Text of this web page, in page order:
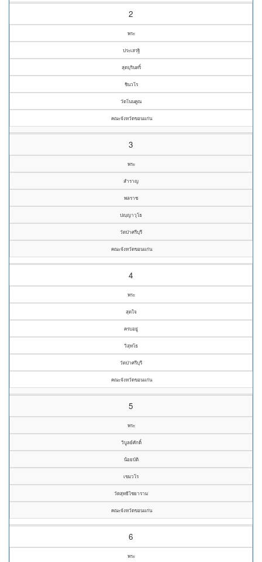
2
พระ
ประเสรฐิ
สุดบุรินทริ์
ชินวโร
วัดโนนคูณ
คณะจังหวัดขอนแก่น
3
พระ
สำราญ
พลราช
ปญฺญาวุโธ
วัดป่าศรีบุรี
คณะจังหวัดขอนแก่น
4
พระ
สุดใจ
ครบอยู่
วิสุทโธ
วัดป่าศรีบุรี
คณะจังหวัดขอนแก่น
5
พระ
วิบูลย์ศักดิ์
น้อยบัติ
เขมวโร
วัดสุทธิไชยาราม
คณะจังหวัดขอนแก่น
6
พระ